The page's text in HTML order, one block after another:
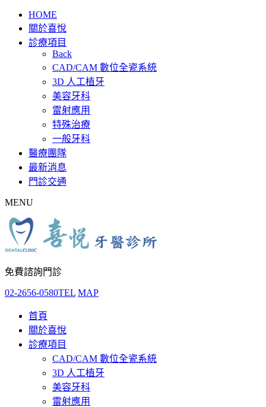
HOME
關於喜悅
診療項目
Back
CAD/CAM 數位全瓷系統
3D 人工植牙
美容牙科
雷射應用
特殊治療
一般牙科
醫療團隊
最新消息
門診交通
MENU
免費諮詢門診
02-2656-0580TEL MAP
首頁
關於喜悅
診療項目
CAD/CAM 數位全瓷系統
3D 人工植牙
美容牙科
雷射應用